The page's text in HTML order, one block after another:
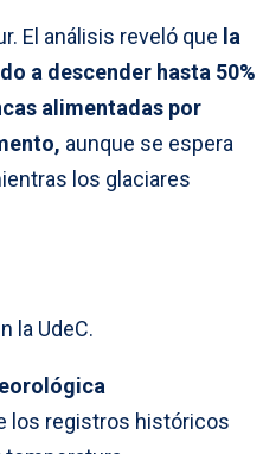
El análisis reveló que la
a descender hasta 50%
alimentadas por
aunque se espera
los glaciares
la UdeC.
los registros históricos